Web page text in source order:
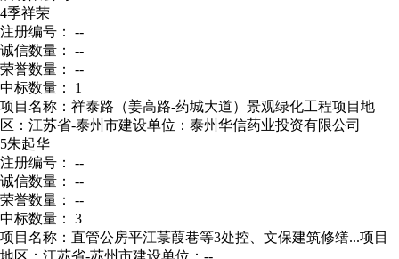
4季祥荣
注册编号： --
诚信数量： --
荣誉数量： --
中标数量： 1
项目名称：祥泰路（姜高路-药城大道）景观绿化工程项目地
区：江苏省-泰州市建设单位：泰州华信药业投资有限公司
5朱起华
注册编号： --
诚信数量： --
荣誉数量： --
中标数量： 3
项目名称：直管公房平江菉葭巷等3处控、文保建筑修缮...项目
地区：江苏省-苏州市建设单位：--